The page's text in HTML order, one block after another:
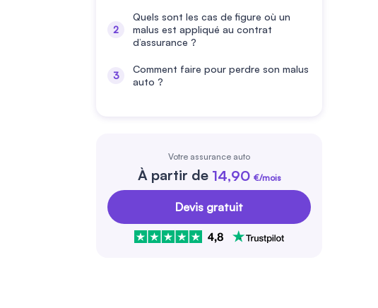
Quels sont les cas de figure où un
malus est appliqué au contrat
d’assurance ?
Comment faire pour perdre son malus
auto ?
Votre assurance auto
À partir de 14,90 €/mois
Devis gratuit